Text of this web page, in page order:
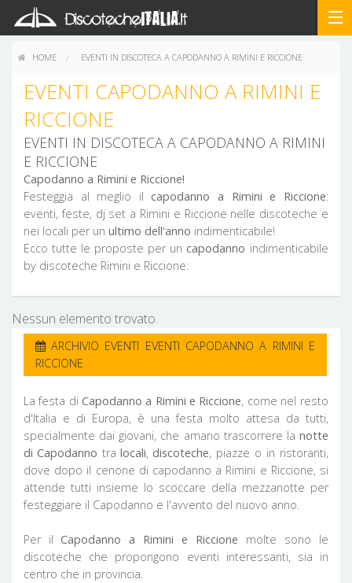
HOME EVENTI IN DISCOTECA A CAPODANNO A RIMINI E RICCIONE
EVENTI CAPODANNO A RIMINI E
RICCIONE
EVENTI IN DISCOTECA A CAPODANNO A RIMINI
E RICCIONE
Capodanno a Rimini e Riccione!
Festeggia al meglio il capodanno a Rimini e Riccione:
eventi, feste, dj set a Rimini e Riccione nelle discoteche e
nei locali per un ultimo dell'anno indimenticabile!
Ecco tutte le proposte per un capodanno indimenticabile
by discoteche Rimini e Riccione:
Nessun elemento trovato.
RICCIONE
La festa di Capodanno a Rimini e Riccione, come nel resto
d'Italia e di Europa, è una festa molto attesa da tutti,
specialmente dai giovani, che amano trascorrere la notte
di Capodanno tra locali, discoteche, piazze o in ristoranti,
dove dopo il cenone di capodanno a Rimini e Riccione, si
attende tutti insieme lo scoccare della mezzanotte per
festeggiare il Capodanno e l'avvento del nuovo anno.
Per il Capodanno a Rimini e Riccione molte sono le
discoteche che propongono eventi interessanti, sia in
centro che in provincia.